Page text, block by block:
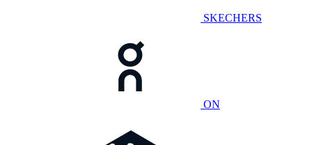
SKECHERS
ON